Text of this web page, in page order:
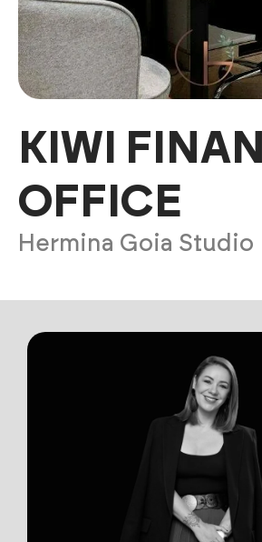
KIWI
OFFICE
Hermina Goia Studio